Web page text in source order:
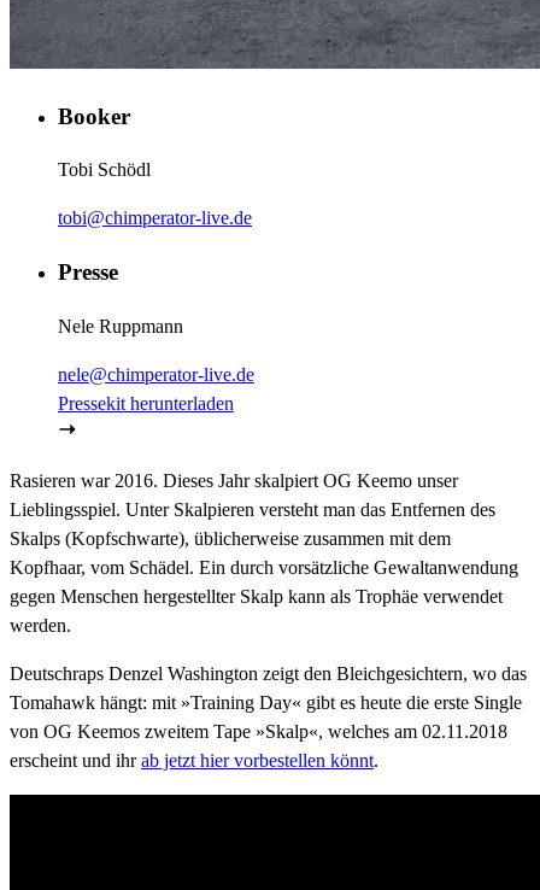
Booker
Tobi Schödl
tobi@chimperator-live.de
Presse
Nele Ruppmann
nele@chimperator-live.de
Pressekit herunterladen
Rasieren war 2016. Dieses Jahr skalpiert OG Keemo unser
Lieblingsspiel. Unter Skalpieren versteht man das Entfernen des
Skalps (Kopfschwarte), üblicherweise zusammen mit dem
Kopfhaar, vom Schädel. Ein durch vorsätzliche Gewaltanwendung
gegen Menschen hergestellter Skalp kann als Trophäe verwendet
werden.
Deutschraps Denzel Washington zeigt den Bleichgesichtern, wo das
Tomahawk hängt: mit »Training Day« gibt es heute die erste Single
von OG Keemos zweitem Tape »Skalp«, welches am 02.11.2018
erscheint und ihrab jetzt hier vorbestellen könnt.